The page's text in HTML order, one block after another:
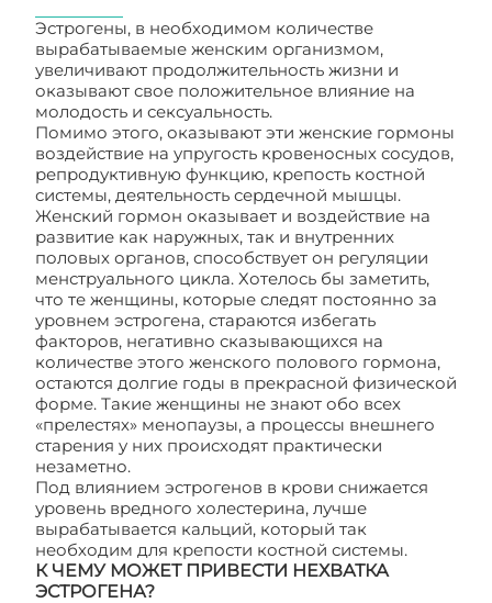
Эстрогены, в необходимом количестве
вырабатываемые женским организмом,
увеличивают продолжительность жизни и
оказывают свое положительное влияние на
молодость и сексуальность.
Помимо этого, оказывают эти женские гормоны
воздействие на упругость кровеносных сосудов,
репродуктивную функцию, крепость костной
системы, деятельность сердечной мышцы.
Женский гормон оказывает и воздействие на
развитие как наружных, так и внутренних
половых органов, способствует он регуляции
менструального цикла. Хотелось бы заметить,
что те женщины, которые следят постоянно за
уровнем эстрогена, стараются избегать
факторов, негативно сказывающихся на
количестве этого женского полового гормона,
остаются долгие годы в прекрасной физической
форме. Такие женщины не знают обо всех
«прелестях» менопаузы, а процессы внешнего
старения у них происходят практически
незаметно.
Под влиянием эстрогенов в крови снижается
уровень вредного холестерина, лучше
вырабатывается кальций, который так
необходим для крепости костной системы.
К ЧЕМУ МОЖЕТ ПРИВЕСТИ НЕХВАТКА
ЭСТРОГЕНА?